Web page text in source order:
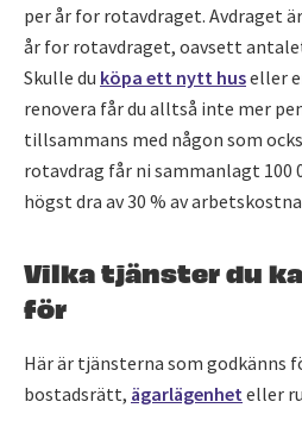
per år for rotavdraget. Avdraget
år for rotavdraget, oavsett
Skulle du köpa ett nytt huseller
renovera får du alltså inte mer
tillsammans med någon som
rotavdrag får ni sammanlagt 100
högst dra av 30 % av
Vilka tjänster du
för
Här är tjänsterna som godkänns
bostadsrätt, ägarlägenhet eller